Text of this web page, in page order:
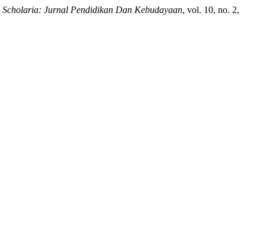
Scholaria: Jurnal Pendidikan Dan Kebudayaan, vol. 10, no. 2,